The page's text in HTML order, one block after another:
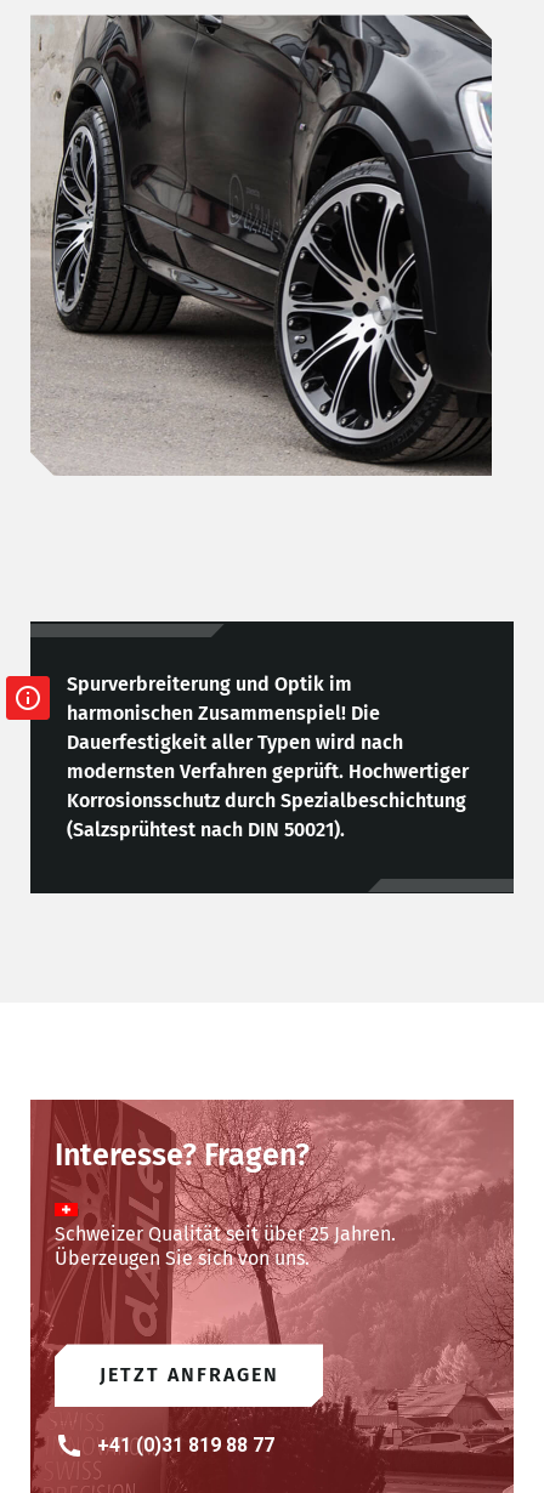
Spurverbreiterung und Optik im
harmonischen Zusammenspiel! Die
Dauerfestigkeit aller Typen wird nach
modernsten Verfahren geprüft. Hochwertiger
Korrosionsschutz durch Spezialbeschichtung
(Salzsprühtest nach DIN 50021).
Interesse? Fragen?
Schweizer Qualität seit über 25 Jahren.
Überzeugen Sie sich von uns.
JETZT ANFRAGEN
+41 (0)31 819 88 77